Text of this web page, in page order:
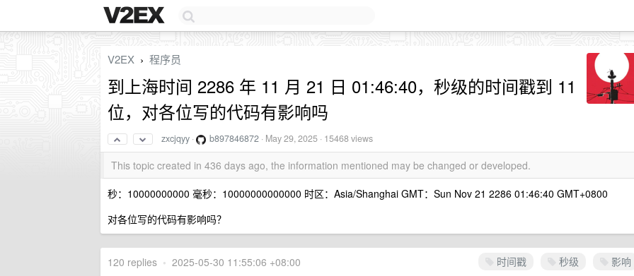
V2EX › 程序员
到上海时间 2286 年 11 月 21 日 01:46:40，秒级的时间戳到 11
位，对各位写的代码有影响吗
zxcjqyy · b897846872 · May 29, 2025 · 15468 views
This topic created in 436 days ago, the information mentioned may be changed or developed.
秒：10000000000 毫秒：10000000000000 时区：Asia/Shanghai GMT：Sun Nov 21 2286 01:46:40 GMT+0800
对各位写的代码有影响吗？
时间戳 秒级 影响
120 replies • 2025-05-30 11:55:06 +08:00